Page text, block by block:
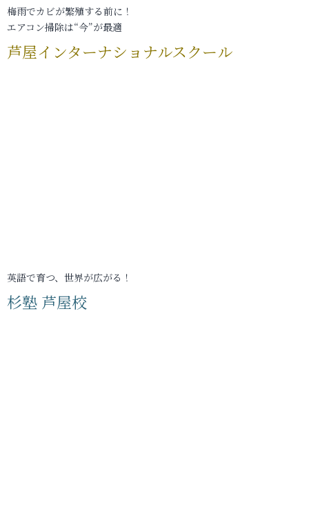
梅雨でカビが繁殖する前に！
エアコン掃除は“今”が最適
芦屋インターナショナルスクール
英語で育つ、世界が広がる！
杉塾 芦屋校